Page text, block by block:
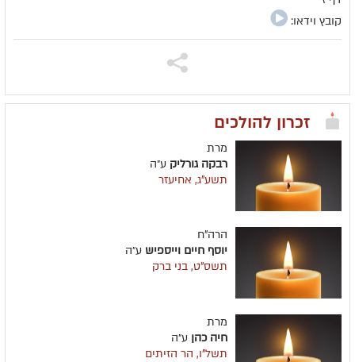
קובץ וידאו:
זכרון להולכים
מרת
רבקה גורליק ע״ה
תשע"ג, אחיעזר
הרה"ח
יוסף חיים וייספיש ע״ה
תשס"ט, בני ברק
מרת
חיה כהן ע״ה
תשל"ו, הר הזיתים